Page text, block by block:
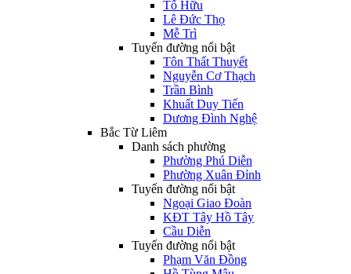
Tố Hữu
Lê Đức Thọ
Mễ Trì
Tuyến đường nổi bật
Tôn Thất Thuyết
Nguyễn Cơ Thạch
Trần Bình
Khuất Duy Tiến
Dương Đình Nghệ
Bắc Từ Liêm
Danh sách phường
Phường Phú Diễn
Phường Xuân Đỉnh
Tuyến đường nổi bật
Ngoại Giao Đoàn
KĐT Tây Hồ Tây
Cầu Diễn
Tuyến đường nổi bật
Phạm Văn Đồng